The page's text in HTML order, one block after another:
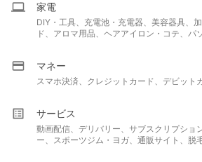
家電
DIY・工具、充電池・充電器、美容器具、
ド、アロマ用品、ヘアアイロン・コテ、パ
マネー
スマホ決済、クレジットカード、デビット
サービス
動画配信、デリバリー、サブスクリプショ
ー、スポーツジム・ヨガ、通販サイト、脱